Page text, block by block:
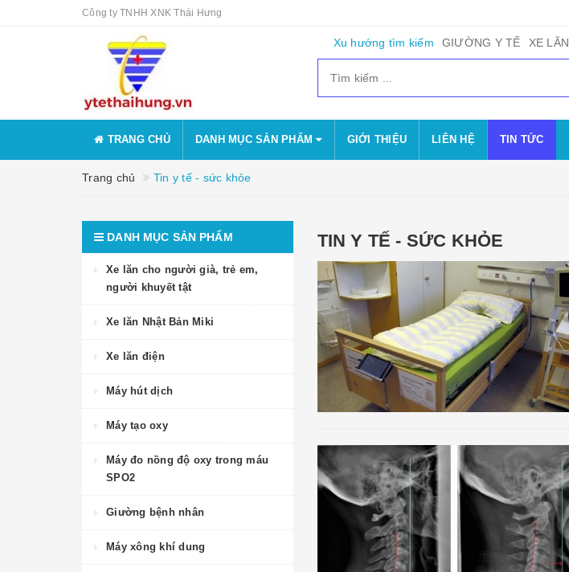
Công ty TNHH XNK Thái Hưng
Xu hướng tìm kiếm GIƯỜNG Y TẾ XE LĂN
TRANG CHỦ DANH MỤC SẢN PHẨM GIỚI THIỆU LIÊN HỆ TIN TỨC
Trang chủ Tin y tế - sức khỏe
TIN Y TẾ - SỨC KHỎE
DANH MỤC SẢN PHẨM
Xe lăn cho người già, trẻ em,
người khuyết tật
Xe lăn Nhật Bản Miki
Xe lăn điện
Máy hút dịch
Máy tạo oxy
Máy đo nồng độ oxy trong máu
SPO2
Giường bệnh nhân
Máy xông khí dung